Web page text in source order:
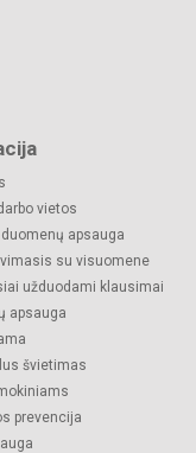
vietos
apsauga
su visuomene
užduodami klausimai
apsauga
švietimas
prevencija